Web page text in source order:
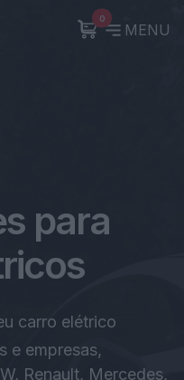
0
MENU
para
carro elétrico
e empresas,
Renault, Mercedes,